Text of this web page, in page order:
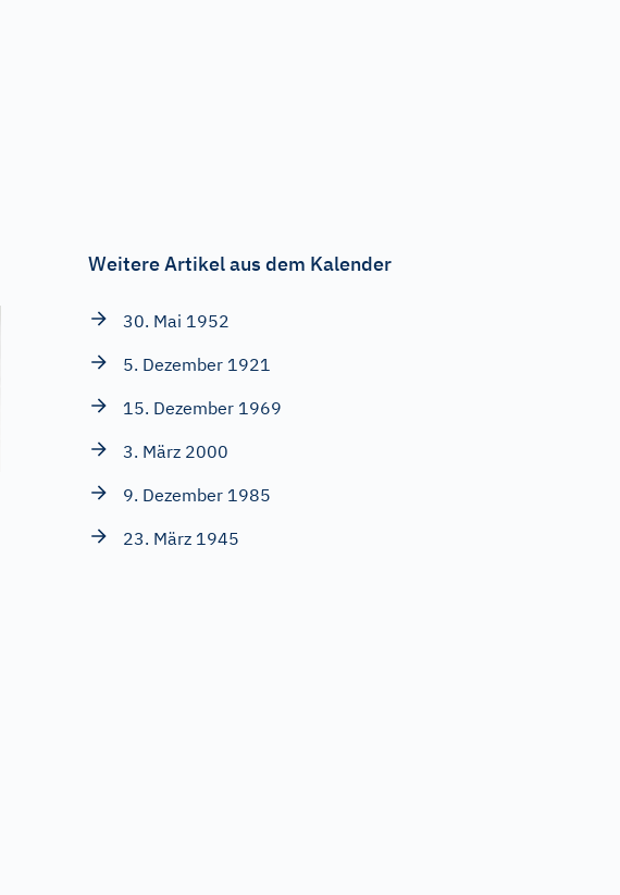
Weitere Artikel aus dem Kalender
30. Mai 1952
5. Dezember 1921
15. Dezember 1969
3. März 2000
9. Dezember 1985
23. März 1945